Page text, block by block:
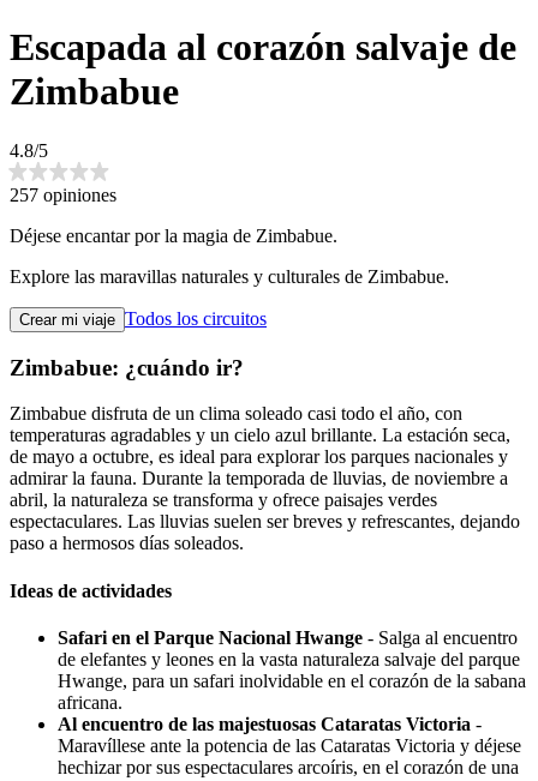
Escapada al corazón salvaje de
Zimbabue
4.8/5
257 opiniones
Déjese encantar por la magia de Zimbabue.
Explore las maravillas naturales y culturales de Zimbabue.
Crear mi viaje Todos los circuitos
Zimbabue: ¿cuándo ir?
Zimbabue disfruta de un clima soleado casi todo el año, con
temperaturas agradables y un cielo azul brillante. La estación seca,
de mayo a octubre, es ideal para explorar los parques nacionales y
admirar la fauna. Durante la temporada de lluvias, de noviembre a
abril, la naturaleza se transforma y ofrece paisajes verdes
espectaculares. Las lluvias suelen ser breves y refrescantes, dejando
paso a hermosos días soleados.
Ideas de actividades
Safari en el Parque Nacional Hwange - Salga al encuentro
de elefantes y leones en la vasta naturaleza salvaje del parque
Hwange, para un safari inolvidable en el corazón de la sabana
africana.
Al encuentro de las majestuosas Cataratas Victoria -
Maravíllese ante la potencia de las Cataratas Victoria y déjese
hechizar por sus espectaculares arcoíris, en el corazón de una